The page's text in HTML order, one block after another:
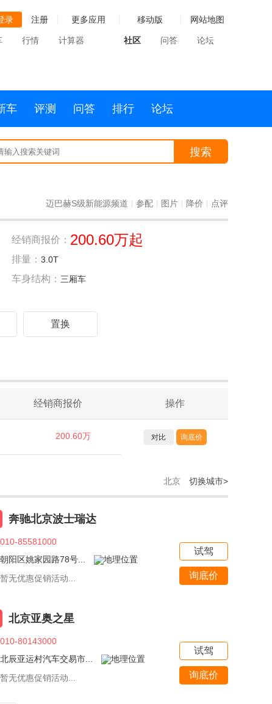
录 注册 更多应用 移动版 网站地图
行情 计算器 社区 问答 论坛
车 评测 问答 排行 论坛
搜索
迈巴赫S级新能源频道 参配 图片 降价 点评
经销商报价： 200.60万起
排量： 3.0T
车身结构： 三厢车
置换
经销商报价 操作
200.60万 对比 询底价
北京 切换城市>
奔驰北京波士瑞达
010-85581000
朝阳区姚家园路78号...
暂无优惠促销活动...
试驾
询底价
北京亚奥之星
010-80143000
北辰亚运村汽车交易市...
暂无优惠促销活动...
试驾
询底价